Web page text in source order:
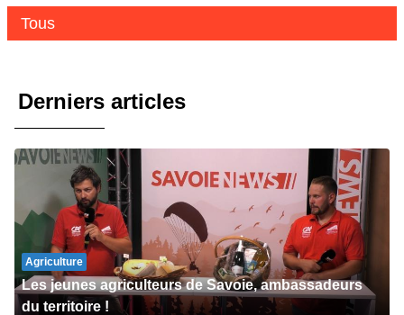
Tous
Derniers articles
Agriculture
Les jeunes agriculteurs de Savoie, ambassadeurs
du territoire !